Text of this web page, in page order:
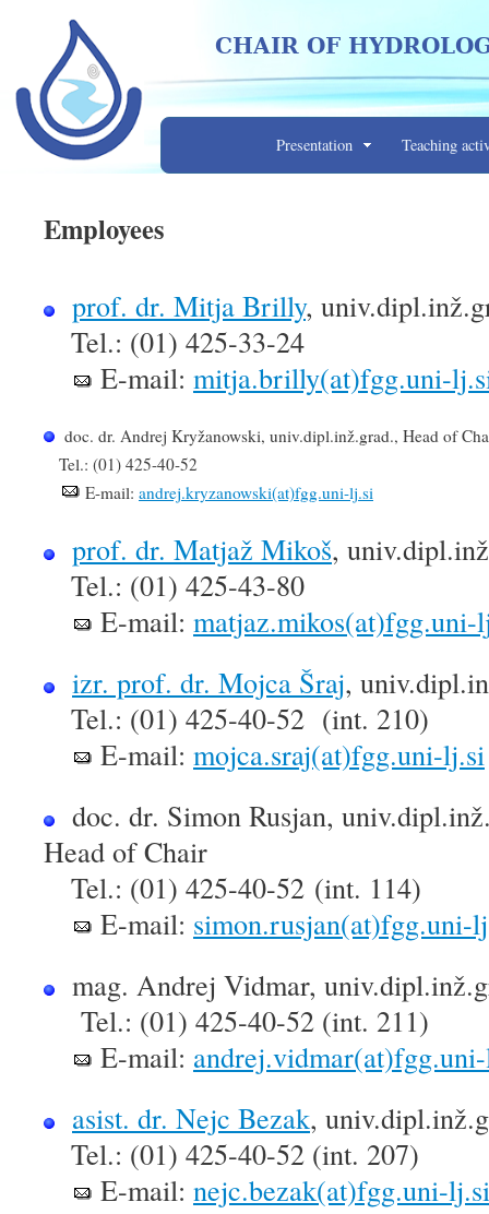
CHAIR OF
Presentation Teaching
Employees
prof. dr. Mitja Brilly,
Tel.: (01) 425-33-24
E-mail: mitja.brilly(at)fgg.uni-
doc. dr. Andrej Kryžanowski, univ.dipl.inž.grad., Head of
Tel.: (01) 425-40-52
E-mail: andrej.kryzanowski(at)fgg.uni-lj.si
prof. dr. Matjaž Mikoš,
Tel.: (01) 425-43-80
E-mail: matjaz.mikos(at)fgg.uni-
izr. prof. dr. Mojca Šraj,
Tel.: (01) 425-40-52 (int. 210)
E-mail: mojca.sraj(at)fgg.uni-lj.si
doc. dr. Simon Rusjan, univ.dipl.
Head of Chair
Tel.: (01) 425-40-52 (int. 114)
E-mail: simon.rusjan(at)fgg.uni-
mag. Andrej Vidmar,
Tel.: (01) 425-40-52 (int. 211)
E-mail:
asist. dr. Nejc Bezak,
Tel.: (01) 425-40-52 (int. 207)
E-mail: nejc.bezak(at)fgg.uni-lj.si